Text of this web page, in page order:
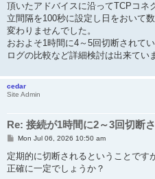
頂いたアドバイスに沿ってTCPコネ
立間隔を100秒に設定し日をおいて
変わりませんでした。
おおよそ1時間に4～5回切断されてい
ログの比較など詳細検討は出来てい
cedar
Site Admin
Re: 接続が1時間に2～3回切断
P
s
t
Mon Jul 06, 2026 10:50 am
定期的に切断されるということです
正確に一定でしょうか？